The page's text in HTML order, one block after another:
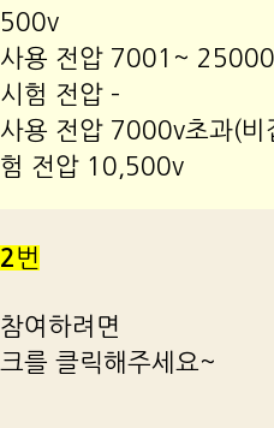
용 전압 7001~
험 전압 –
용 전압 7000v초과(
전압 10,500v
2번
여하려면
를 클릭해주세요~